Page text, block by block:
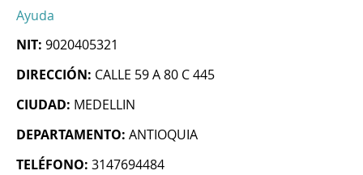
Ayuda
NIT: 9020405321
DIRECCIÓN: CALLE 59 A 80 C 445
CIUDAD: MEDELLIN
DEPARTAMENTO: ANTIOQUIA
TELÉFONO: 3147694484